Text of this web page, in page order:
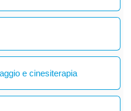
e cinesiterapia